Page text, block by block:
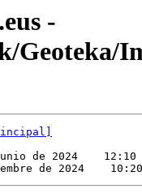
-
Geoteka/
de 2024
de 2024